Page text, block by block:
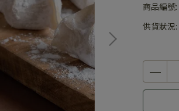
商品編號:
供貨狀況: